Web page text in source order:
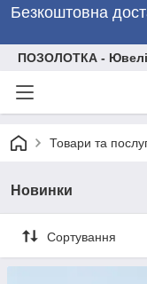
Безкоштовна
ПОЗОЛОТКА -
Товари та
Новинки
Сортування